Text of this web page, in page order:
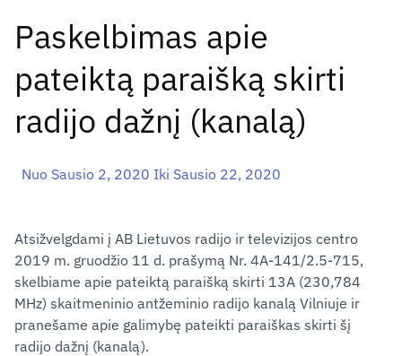
Paskelbimas apie
pateiktą paraišką skirti
radijo dažnį (kanalą)
Nuo Sausio 2, 2020 Iki Sausio 22, 2020
Atsižvelgdami į AB Lietuvos radijo ir televizijos centro
2019 m. gruodžio 11 d. prašymą Nr. 4A-141/2.5-715,
skelbiame apie pateiktą paraišką skirti 13A (230,784
MHz) skaitmeninio antžeminio radijo kanalą Vilniuje ir
pranešame apie galimybę pateikti paraiškas skirti šį
radijo dažnį (kanalą).